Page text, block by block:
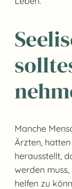
Manche
Ärzten,
herausstellt,
werden
helfen zu